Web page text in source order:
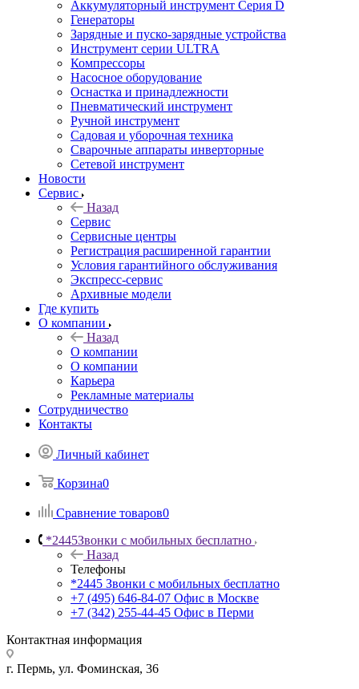
Аккумуляторный инструмент Серия D
Генераторы
Зарядные и пуско-зарядные устройства
Инструмент серии ULTRA
Компрессоры
Насосное оборудование
Оснастка и принадлежности
Пневматический инструмент
Ручной инструмент
Садовая и уборочная техника
Сварочные аппараты инверторные
Сетевой инструмент
Новости
Сервис
Назад
Сервис
Сервисные центры
Регистрация расширенной гарантии
Условия гарантийного обслуживания
Экспресс-сервис
Архивные модели
Где купить
О компании
Назад
О компании
О компании
Карьера
Рекламные материалы
Сотрудничество
Контакты
Личный кабинет
Корзина0
Сравнение товаров0
*2445Звонки с мобильных бесплатно
Назад
Телефоны
*2445 Звонки с мобильных бесплатно
+7 (495) 646-84-07 Офис в Москве
+7 (342) 255-44-45 Офис в Перми
Контактная информация
г. Пермь, ул. Фоминская, 36